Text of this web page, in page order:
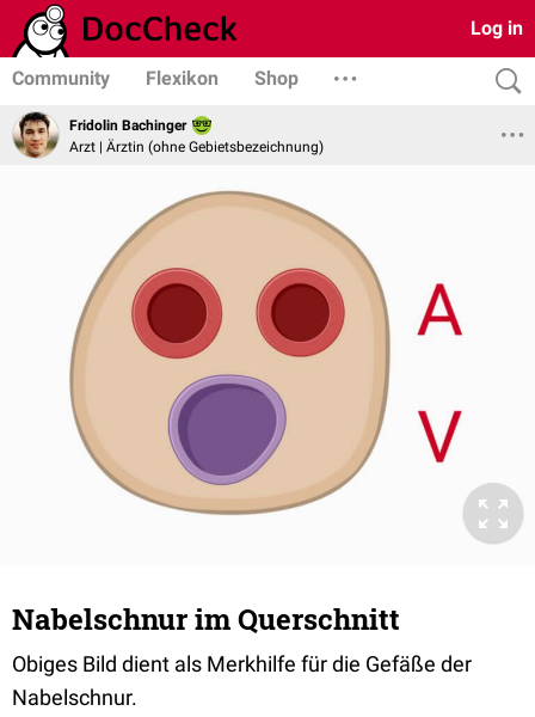
Log in
Community Flexikon Shop
Fridolin Bachinger
Arzt | Ärztin (ohne Gebietsbezeichnung)
Nabelschnur im Querschnitt
Obiges Bild dient als Merkhilfe für die Gefäße der
Nabelschnur.